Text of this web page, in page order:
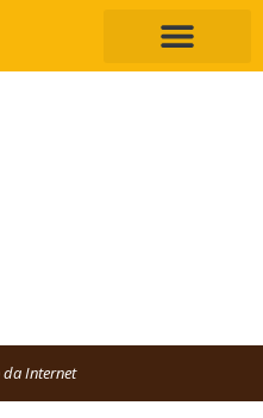
da Internet